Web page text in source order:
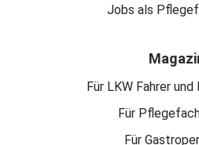
Jobs als
Für LKW Fahrer
Für
Für